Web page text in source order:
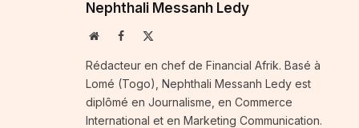
Nephthali Messanh Ledy
WebsiteFacebook
Rédacteur en chef de Financial Afrik. Basé à
Lomé (Togo), Nephthali Messanh Ledy est
diplômé en Journalisme, en Commerce
International et en Marketing Communication.